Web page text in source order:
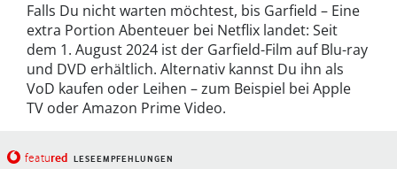
Falls Du nicht warten möchtest, bis Garfield – Eine
extra Portion Abenteuer bei Netflix landet: Seit
dem 1. August 2024 ist der Garfield-Film auf Blu-ray
und DVD erhältlich. Alternativ kannst Du ihn als
VoD kaufen oder Leihen – zum Beispiel bei Apple
TV oder Amazon Prime Video.
featured LESEEMPFEHLUNGEN